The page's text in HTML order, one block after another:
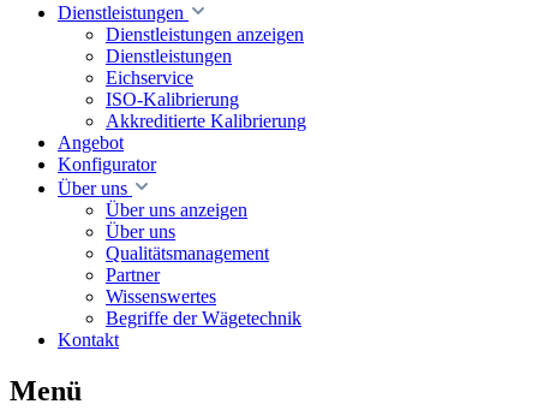
Dienstleistungen
Dienstleistungen anzeigen
Dienstleistungen
Eichservice
ISO-Kalibrierung
Akkreditierte Kalibrierung
Angebot
Konfigurator
Über uns
Über uns anzeigen
Über uns
Qualitätsmanagement
Partner
Wissenswertes
Begriffe der Wägetechnik
Kontakt
Menü